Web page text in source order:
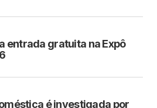
entrada gratuita na Expô
é investigada por